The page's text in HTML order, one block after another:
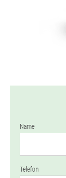
Name
Telefon